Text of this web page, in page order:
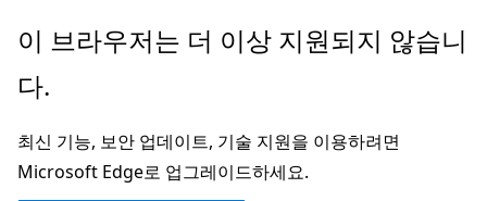
주
콘
츠
로
페
지
탐
색
이 브라우저는 더 이상 지원되지 않습니
다.
최신 기능, 보안 업데이트, 기술 지원을 이용하려면
Microsoft Edge로 업그레이드하세요.